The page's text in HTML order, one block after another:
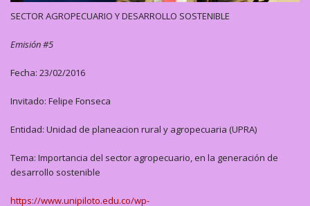
SECTOR AGROPECUARIO Y DESARROLLO SOSTENIBLE
Emisión #5
Fecha: 23/02/2016
Invitado: Felipe Fonseca
Entidad: Unidad de planeacion rural y agropecuaria (UPRA)
Tema: Importancia del sector agropecuario, en la generación de
desarrollo sostenible
https://www.unipiloto.edu.co/wp-